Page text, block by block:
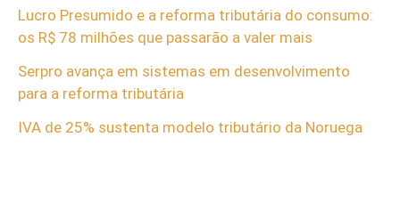
Lucro Presumido e a reforma tributária do consumo:
os R$ 78 milhões que passarão a valer mais
Serpro avança em sistemas em desenvolvimento
para a reforma tributária
IVA de 25% sustenta modelo tributário da Noruega